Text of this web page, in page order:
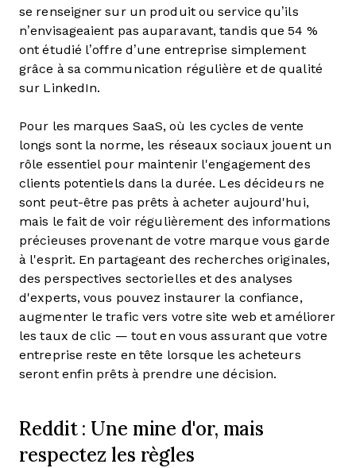
se renseigner sur un produit ou service qu’ils
n’envisageaient pas auparavant, tandis que 54 %
ont étudié l’offre d’une entreprise simplement
grâce à sa communication régulière et de qualité
sur LinkedIn.
Pour les marques SaaS, où les cycles de vente
longs sont la norme, les réseaux sociaux jouent un
rôle essentiel pour maintenir l'engagement des
clients potentiels dans la durée. Les décideurs ne
sont peut-être pas prêts à acheter aujourd'hui,
mais le fait de voir régulièrement des informations
précieuses provenant de votre marque vous garde
à l'esprit. En partageant des recherches originales,
des perspectives sectorielles et des analyses
d'experts, vous pouvez instaurer la confiance,
augmenter le trafic vers votre site web et améliorer
les taux de clic — tout en vous assurant que votre
entreprise reste en tête lorsque les acheteurs
seront enfin prêts à prendre une décision.
Reddit : Une mine d'or, mais
respectez les règles